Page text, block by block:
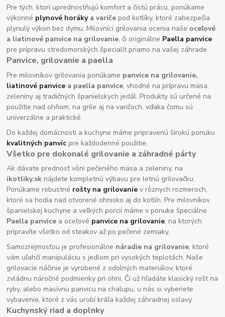
Pre tých, ktorí uprednostňujú komfort a čistú prácu, ponúkame
výkonné plynové horákya variče pod kotlíky, ktoré zabezpečia
plynulý výkon bez dymu. Milovníci grilovania ocenia naše oceľové
a liatinové panvice na grilovanie, či originálne Paella panvice
pre prípravu stredomorských špecialít priamo na vašej záhrade.
Panvice, grilovanie a paella
Pre milovníkov grilovania ponúkame panvice na grilovanie,
liatinové panvice a paella panvice, vhodné na prípravu mäsa,
zeleniny aj tradičných španielskych jedál. Produkty sú určené na
použitie nad ohňom, na grile aj na varičoch, vďaka čomu sú
univerzálne a praktické.
Do každej domácnosti a kuchyne máme pripravenú širokú ponuku
kvalitných panvíc pre každodenné použitie.
Všetko pre dokonalé grilovanie a záhradné párty
Ak dávate prednosť vôni pečeného mäsa a zeleniny, na
ikotliky.sk nájdete kompletnú výbavu pre letnú grilovačku.
Ponúkame robustné rošty na grilovanie v rôznych rozmeroch,
ktoré sa hodia nad otvorené ohnisko aj do kotlín. Pre milovníkov
španielskej kuchyne a veľkých porcií máme v ponuke špeciálne
Paella panvice a oceľové panvice na grilovanie, na ktorých
pripravíte všetko od steakov až po pečené zemiaky.
Samozrejmosťou je profesionálne náradie na grilovanie, ktoré
vám uľahčí manipuláciu s jedlom pri vysokých teplotách. Naše
grilovacie náčinie je vyrobené z odolných materiálov, ktoré
zvládnu náročné podmienky pri ohni. Či už hľadáte klasický rošt na
ryby, alebo masívnu panvicu na chalupu, u nás si vyberiete
vybavenie, ktoré z vás urobí kráľa každej záhradnej oslavy.
Kuchynský riad a doplnky